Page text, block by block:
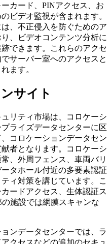
カード、PINアクセス、お
ビデオ監視が含まれます。
、不正侵入を防ぐためのア
、ビデオコンテンツ分析に
できます。これらのアクセ
サーバー室へのアクセスと
ます。
サイト
リティ市場は、コロケーシ
ライズデータセンターに区
コロケーションデータセン
者となります。コロケーシ
、外周フェンス、車両バリ
タホール付近の多要素認証
ィ対策を講じています。こ
ードアクセス、生体認証ス
施設では網膜スキャンな
ンデータセンターでは、ラ
クセスなどの追加のセキュ